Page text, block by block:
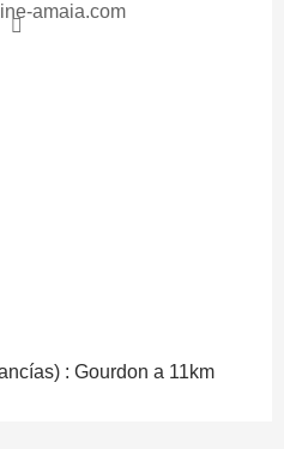
amaia.com
: Gourdon a 11km